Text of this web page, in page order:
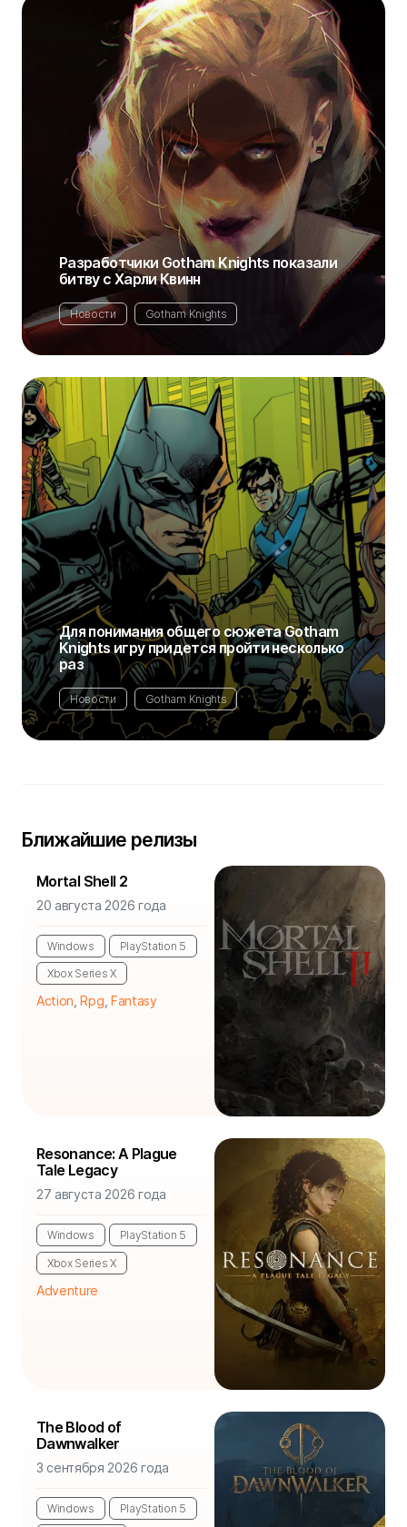
Разработчики Gotham Knights показали
битву с Харли Квинн
Новости Gotham Knights
Для понимания общего сюжета Gotham
Knights игру придется пройти несколько
раз
Новости Gotham Knights
Ближайшие релизы
Mortal Shell 2
20 августа 2026 года
Windows PlayStation 5
Xbox Series X
Action ,Rpg Fantasy
Resonance: A Plague
Tale Legacy
27 августа 2026 года
Windows PlayStation 5
Xbox Series X
Adventure
The Blood of
Dawnwalker
3 сентября 2026 года
Windows PlayStation 5